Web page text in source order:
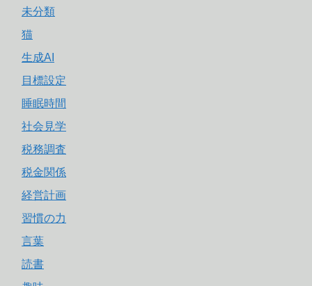
未分類
猫
生成AI
目標設定
睡眠時間
社会見学
税務調査
税金関係
経営計画
習慣の力
言葉
読書